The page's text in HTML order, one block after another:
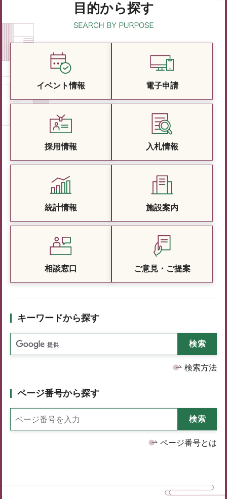
目的から探す
イベント情報 電子申請
採用情報 入札情報
統計情報 施設案内
相談窓口 ご意見・ご提案
キーワードから探す
検索方法
ページ番号から探す
ページ番号とは